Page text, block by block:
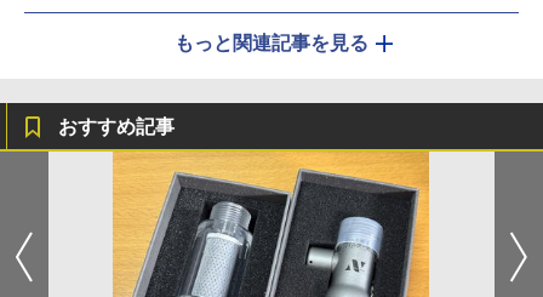
もっと関連記事を見る
おすすめ記事